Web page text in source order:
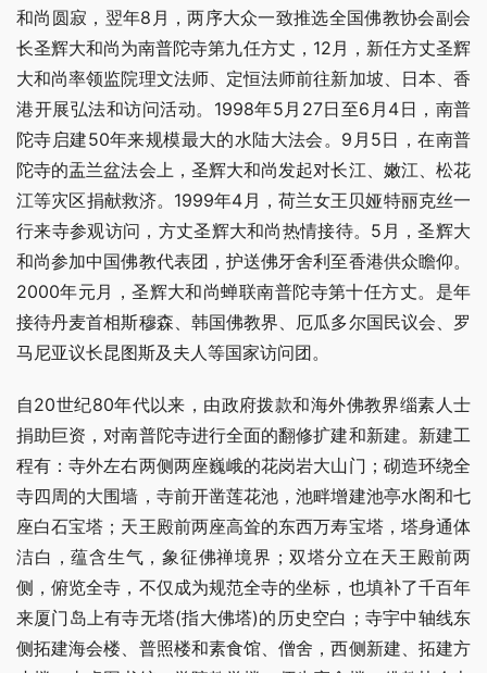
和尚圆寂，翌年8月，两序大众一致推选全国佛教协会副会
长圣辉大和尚为南普陀寺第九任方丈，12月，新任方丈圣辉
大和尚率领监院理文法师、定恒法师前往新加坡、日本、香
港开展弘法和访问活动。1998年5月27日至6月4日，南普
陀寺启建50年来规模最大的水陆大法会。9月5日，在南普
陀寺的盂兰盆法会上，圣辉大和尚发起对长江、嫩江、松花
江等灾区捐献救济。1999年4月，荷兰女王贝娅特丽克丝一
行来寺参观访问，方丈圣辉大和尚热情接待。5月，圣辉大
和尚参加中国佛教代表团，护送佛牙舍利至香港供众瞻仰。
2000年元月，圣辉大和尚蝉联南普陀寺第十任方丈。是年
接待丹麦首相斯穆森、韩国佛教界、厄瓜多尔国民议会、罗
马尼亚议长昆图斯及夫人等国家访问团。
自20世纪80年代以来，由政府拨款和海外佛教界缁素人士
捐助巨资，对南普陀寺进行全面的翻修扩建和新建。新建工
程有：寺外左右两侧两座巍峨的花岗岩大山门；砌造环绕全
寺四周的大围墙，寺前开凿莲花池，池畔增建池亭水阁和七
座白石宝塔；天王殿前两座高耸的东西万寿宝塔，塔身通体
洁白，蕴含生气，象征佛禅境界；双塔分立在天王殿前两
侧，俯览全寺，不仅成为规范全寺的坐标，也填补了千百年
来厦门岛上有寺无塔(指大佛塔)的历史空白；寺宇中轴线东
侧拓建海会楼、普照楼和素食馆、僧舍，西侧新建、拓建方